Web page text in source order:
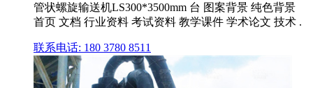
管状螺旋输送机LS300*3500mm 台 图案背景 纯色背景
首页 文档 行业资料 考试资料 教学课件 学术论文 技术 .
联系电话: 180 3780 8511